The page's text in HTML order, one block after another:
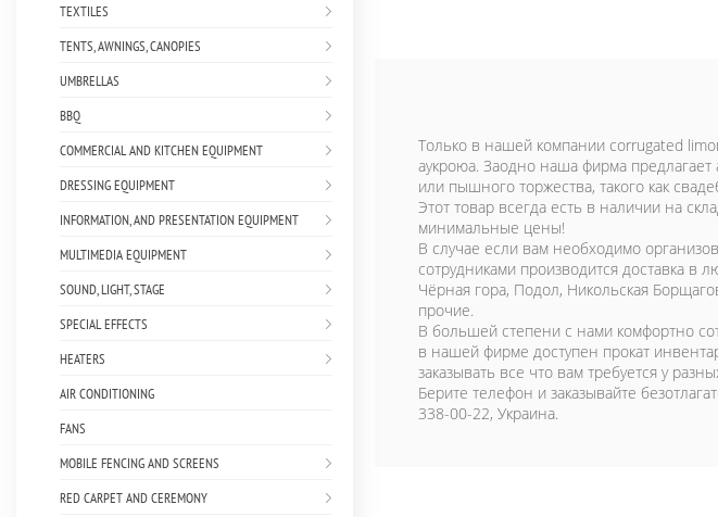
TEXTILES
TENTS, AWNINGS, CANOPIES
UMBRELLAS
BBQ
COMMERCIAL AND KITCHEN EQUIPMENT
DRESSING EQUIPMENT
INFORMATION, AND PRESENTATION EQUIPMENT
MULTIMEDIA EQUIPMENT
SOUND, LIGHT, STAGE
SPECIAL EFFECTS
HEATERS
AIR CONDITIONING
FANS
MOBILE FENCING AND SCREENS
RED CARPET AND CEREMONY
Только в нашей компании corrugated
аукроюа. Заодно наша фирма
или пышного торжества, такого как
Этот товар всегда есть в наличии на
минимальные цены!
В случае если вам необходимо
сотрудниками производится доставка
Чёрная гора, Подол, Никольская
прочие.
В большей степени с нами комфортно
в нашей фирме доступен прокат
заказывать все что вам требуется у
Берите телефон и заказывайте
338-00-22, Украина.